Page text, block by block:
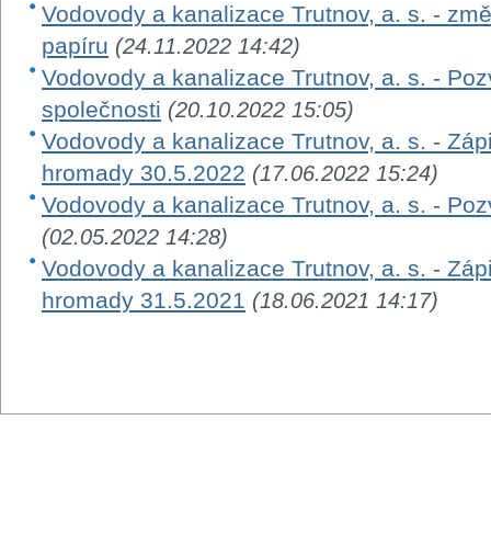
Vodovody a kanalizace Trutnov, a. s. -
papíru (24.11.2022 14:42)
Vodovody a kanalizace Trutnov, a. s. -
společnosti (20.10.2022 15:05)
Vodovody a kanalizace Trutnov, a. s. -
hromady 30.5.2022 (17.06.2022 15:24)
Vodovody a kanalizace Trutnov, a. s. -
(02.05.2022 14:28)
Vodovody a kanalizace Trutnov, a. s. -
hromady 31.5.2021 (18.06.2021 14:17)